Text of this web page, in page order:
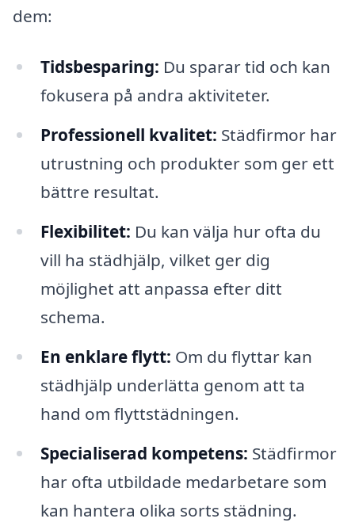
dem:
Tidsbesparing: Du sparar tid och kan
fokusera på andra aktiviteter.
Professionell kvalitet: Städfirmor har
utrustning och produkter som ger ett
bättre resultat.
Flexibilitet: Du kan välja hur ofta du
vill ha städhjälp, vilket ger dig
möjlighet att anpassa efter ditt
schema.
En enklare flytt: Om du flyttar kan
städhjälp underlätta genom att ta
hand om flyttstädningen.
Specialiserad kompetens: Städfirmor
har ofta utbildade medarbetare som
kan hantera olika sorts städning.